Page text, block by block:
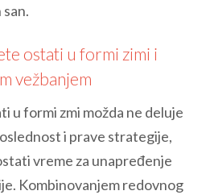
ostati u formi zimi i
vežbanjem
u formi zmi možda ne deluje
i prave strategije,
vreme za unapređenje
Kombinovanjem redovnog